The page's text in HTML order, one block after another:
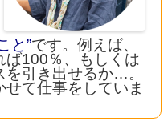
と”です。例えば、
ば100％、もしくは
引き出せるか…。
て仕事をしていま